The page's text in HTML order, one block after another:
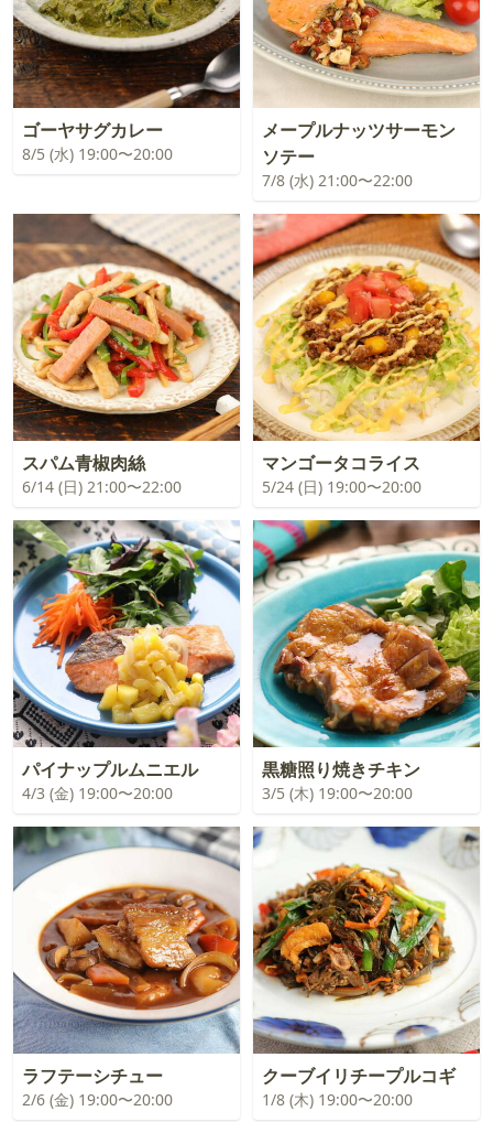
ゴーヤサグカレー
8/5 (水) 19:00〜20:00
メープルナッツサーモン
ソテー
7/8 (水) 21:00〜22:00
スパム青椒肉絲
6/14 (日) 21:00〜22:00
マンゴータコライス
5/24 (日) 19:00〜20:00
パイナップルムニエル
4/3 (金) 19:00〜20:00
黒糖照り焼きチキン
3/5 (木) 19:00〜20:00
ラフテーシチュー
2/6 (金) 19:00〜20:00
クーブイリチープルコギ
1/8 (木) 19:00〜20:00